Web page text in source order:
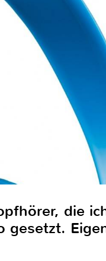
die
gesetzt.